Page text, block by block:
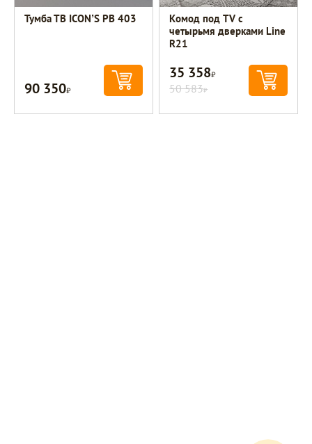
Тумба ТВ ICON’S РВ 403
90 350Р
Комод под TV с
четырьмя дверками Line
R21
35 358Р
50 583Р